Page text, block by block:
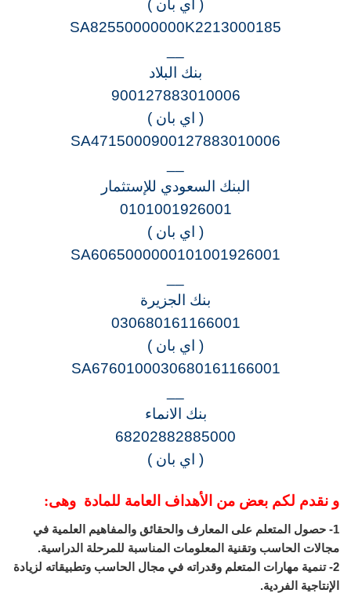
( اي بان )
SA82550000000K2213000185
بنك البلاد
900127883010006
( اي بان )
SA4715000900127883010006
البنك السعودي للإستثمار
0101001926001
( اي بان )
SA6065000000101001926001
بنك الجزيرة
030680161166001
( اي بان )
SA6760100030680161166001
بنك الانماء
68202882885000
( اي بان )
و نقدم لكم بعض من الأهداف العامة للمادة وهى:
1- حصول المتعلم على المعارف والحقائق والمفاهيم العلمية في
مجالات الحاسب وتقنية المعلومات المناسبة للمرحلة الدراسية.
2- تنمية مهارات المتعلم وقدراته في مجال الحاسب وتطبيقاته لزيادة
الإنتاجية الفردية.